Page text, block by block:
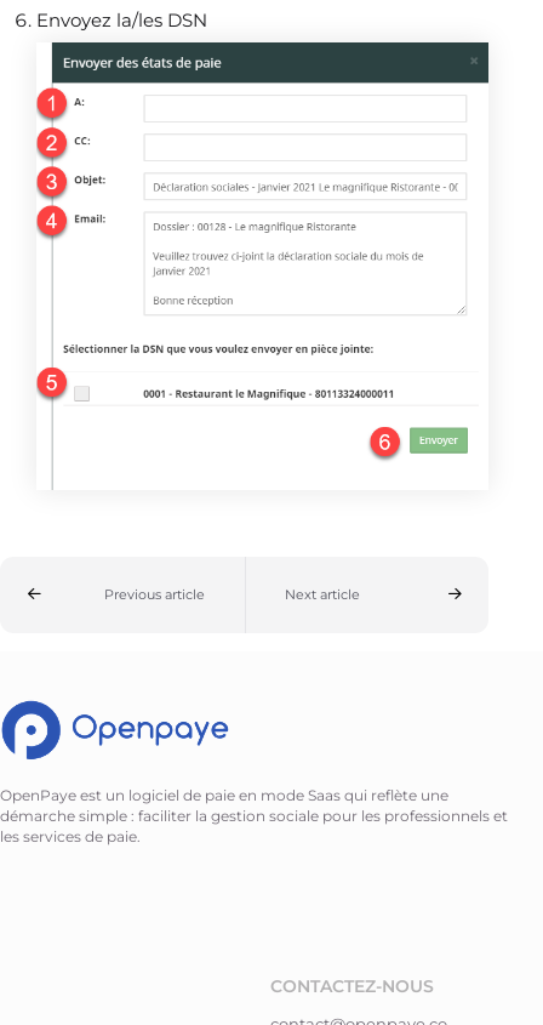
Envoyez la/les DSN
Previous article Next article
OpenPaye est un logiciel de paie en mode Saas qui reflète une
démarche simple : faciliter la gestion sociale pour les professionnels et
les services de paie.
CONTACTEZ-NOUS